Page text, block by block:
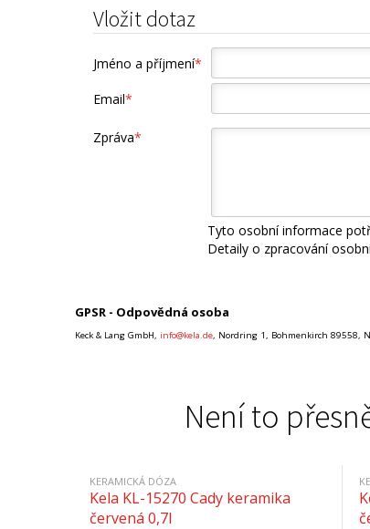
Vložit dotaz
Jméno a příjmení*
Email*
Zpráva*
Tyto osobní informace
Detaily o zpracování
GPSR - Odpovědná osoba
Keck & Lang GmbH, info@kela.de, Nordring 1, Bohmenkirch 89558,
Není to
KERAMICKÁ DÓZA
Kela KL-15270 Cady keramika
červená 0,7l